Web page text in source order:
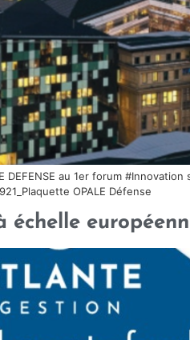
DEFENSE au 1er forum
OPALE Défense